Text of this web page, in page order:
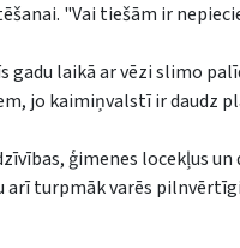
"Vai tiešām ir
laikā ar vēzi slimo
jo kaimiņvalstī ir daudz
ģimenes locekļus un
turpmāk varēs